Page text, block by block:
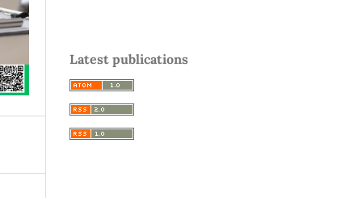
Latest publications